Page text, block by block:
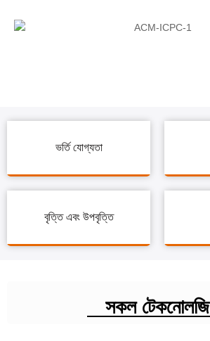
ভর্তি যোগ্যতা
বৃত্তি এবং উপবৃত্তি
সকল টেকনোলজি